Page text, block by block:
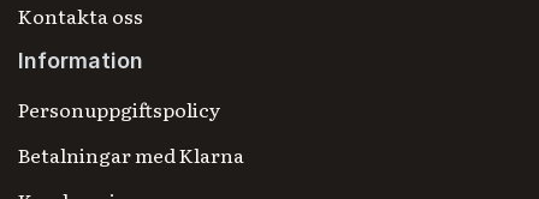
Kontakta oss
Information
Personuppgiftspolicy
Betalningar med Klarna